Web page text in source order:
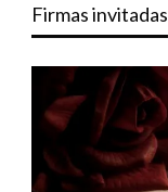
Firmas invitadas